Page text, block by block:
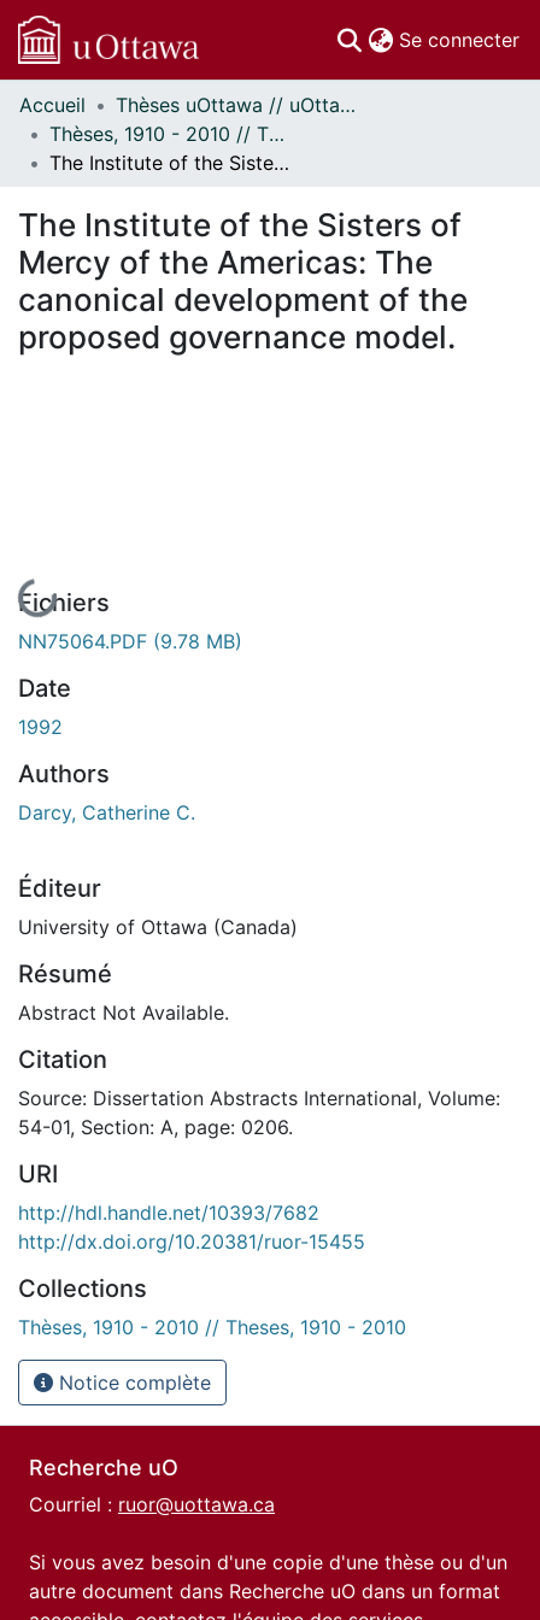
Se connecter
Communautés
et collections
Parcourir
À propos
Accueil
Thèses uOttawa // uOttawa Theses
Thèses, 1910 - 2010 // Theses, 1910 - 2010
The Institute of the Sisters of Mercy of the Americas: The canonical development of the proposed governance model.
The Institute of the Sisters of
Mercy of the Americas: The
canonical development of the
proposed governance model.
En cours de chargement...
Fichiers
NN75064.PDF (9.78 MB)
Date
1992
Authors
Darcy, Catherine C.
Éditeur
University of Ottawa (Canada)
Résumé
Abstract Not Available.
Citation
Source: Dissertation Abstracts International, Volume:
54-01, Section: A, page: 0206.
URI
http://hdl.handle.net/10393/7682
http://dx.doi.org/10.20381/ruor-15455
Collections
Thèses, 1910 - 2010 // Theses, 1910 - 2010
Notice complète
Recherche uO
Courriel : ruor@uottawa.ca
Si vous avez besoin d'une copie d'une thèse ou d'un
autre document dans Recherche uO dans un format